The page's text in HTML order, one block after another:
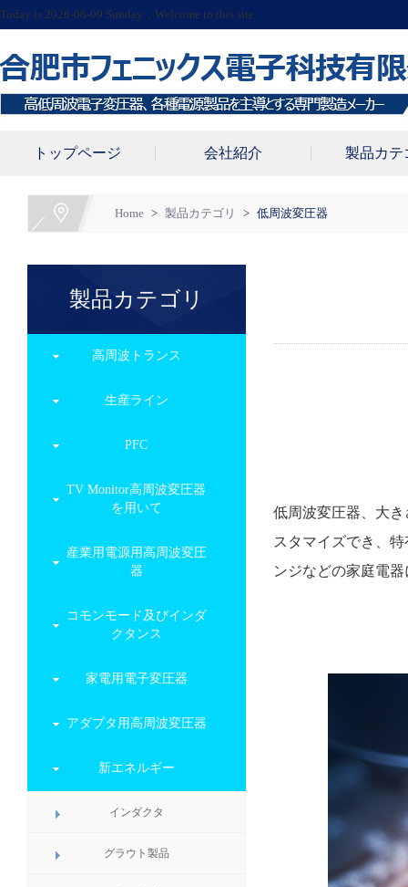
Today is 2026-08-09 Sunday，Welcome to this site
トップページ 会社紹介 製品カテ
Home > 製品カテゴリ > 低周波変圧器
製品カテゴリ
高周波トランス
生産ライン
PFC
TV Monitor高周波変圧器
を用いて
産業用電源用高周波変圧
器
コモンモード及びインダ
クタンス
家電用電子変圧器
アダプタ用高周波変圧器
新エネルギー
インダクタ
グラウト製品
低周波変圧器、大
スタマイズでき、
ンジなどの家庭電